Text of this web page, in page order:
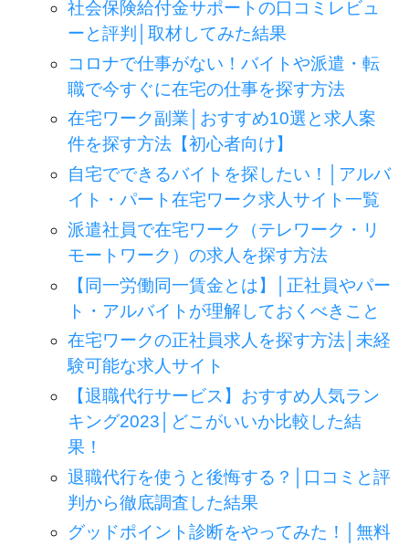
社会保険給付金サポートの口コミレビュ
ーと評判│取材してみた結果
コロナで仕事がない！バイトや派遣・転
職で今すぐに在宅の仕事を探す方法
在宅ワーク副業│おすすめ10選と求人案
件を探す方法【初心者向け】
自宅でできるバイトを探したい！│アルバ
イト・パート在宅ワーク求人サイト一覧
派遣社員で在宅ワーク（テレワーク・リ
モートワーク）の求人を探す方法
【同一労働同一賃金とは】│正社員やパー
ト・アルバイトが理解しておくべきこと
在宅ワークの正社員求人を探す方法│未経
験可能な求人サイト
【退職代行サービス】おすすめ人気ラン
キング2023│どこがいいか比較した結
果！
退職代行を使うと後悔する？│口コミと評
判から徹底調査した結果
グッドポイント診断をやってみた！│無料